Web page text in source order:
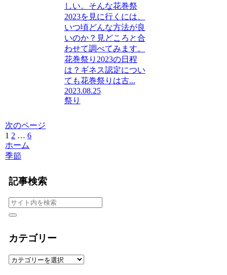
しい。そんな花巻祭
2023を見に行くには、
いつ頃どんな方法が良
いのか？見どころと合
わせて調べてみます。
花巻祭り2023の日程
は？ギネス認定につい
ても花巻祭りは古...
2023.08.25
祭り
次のページ
1 2 … 6次
ホーム
季節
記事検索
カテゴリー
カ